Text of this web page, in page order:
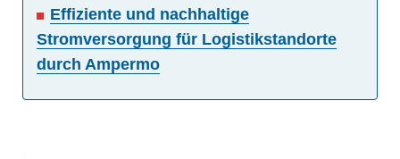
Effiziente und nachhaltige
Stromversorgung für Logistikstandorte
durch Ampermo